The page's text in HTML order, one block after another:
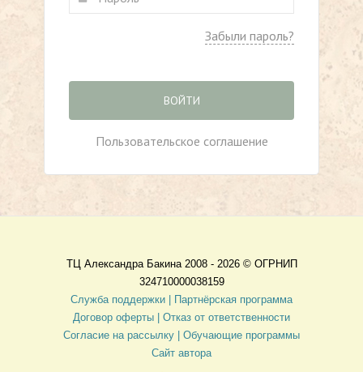
Забыли пароль?
ВОЙТИ
Пользовательское соглашение
ТЦ Александра Бакина 2008 - 2026 © ОГРНИП
324710000038159
Служба поддержки |
Партнёрская программа
Договор оферты
| Отказ от ответственности
Согласие на рассылку | Обучающие программы
Сайт автора